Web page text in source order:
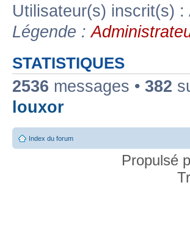
Utilisateur(s) inscrit(s)
Légende :
STATISTIQUES
2536 messages • 382
louxor
Index du forum
Propulsé